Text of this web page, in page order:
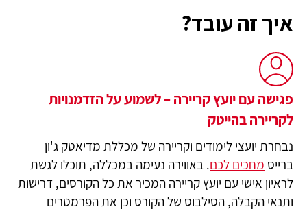
איך זה עובד?
פגישה עם יועץ קריירה – לשמוע על הזדמנויות
לקריירה בהייטק
נבחרת יועצי לימודים וקריירה של מכללת מדיאטק ג'ון
ברייס מחכים לכם. באווירה נעימה במכללה, תוכלו לגשת
לראיון אישי עם יועץ קריירה המכיר את כל הקורסים, דרישות
ותנאי הקבלה, הסילבוס של הקורס וכן את הפרמטרים